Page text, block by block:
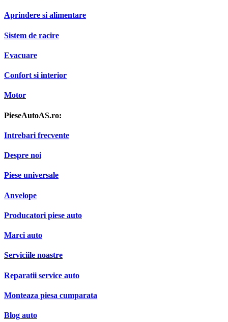
Aprindere si alimentare
Sistem de racire
Evacuare
Confort si interior
Motor
PieseAutoAS.ro:
Intrebari frecvente
Despre noi
Piese universale
Anvelope
Producatori piese auto
Marci auto
Serviciile noastre
Reparatii service auto
Monteaza piesa cumparata
Blog auto